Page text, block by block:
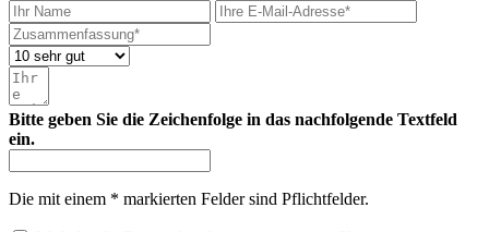
Bitte geben Sie die Zeichenfolge in das nachfolgende Textfeld
ein.
Die mit einem * markierten Felder sind Pflichtfelder.